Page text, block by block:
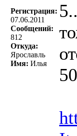
Регистрация:
07.06.2011
Сообщений:
812
Откуда:
Ярославль
Имя: Илья